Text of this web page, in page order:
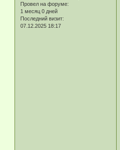
Провел на форуме:
1 месяц 0 дней
Последний визит:
07.12.2025 18:17